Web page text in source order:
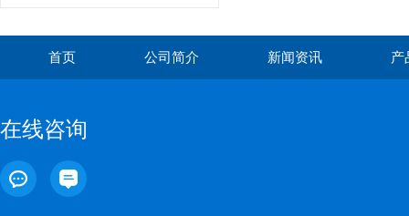
首页 公司简介 新闻资讯 产
在线咨询